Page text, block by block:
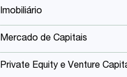
Imobiliário
Mercado de Capitais
Private Equity e Venture